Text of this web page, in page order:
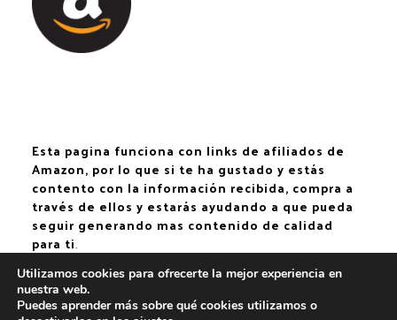
Esta pagina funciona con links de afiliados de
Amazon, por lo que si te ha gustado y estás
contento con la información recibida, compra a
través de ellos y estarás ayudando a que pueda
seguir generando mas contenido de calidad
para ti.
Utilizamos cookies para ofrecerte la mejor experiencia en
nuestra web.
Puedes aprender más sobre qué cookies utilizamos o